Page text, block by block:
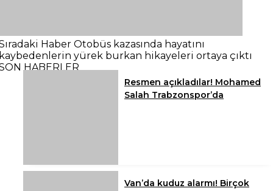
Haber Otobüs kazasında hayatını
yürek burkan hikayeleri ortaya çıktı
HABERLER
Resmen açıkladılar! Mohamed
Salah Trabzonspor’da
Van’da kuduz alarmı! Birçok